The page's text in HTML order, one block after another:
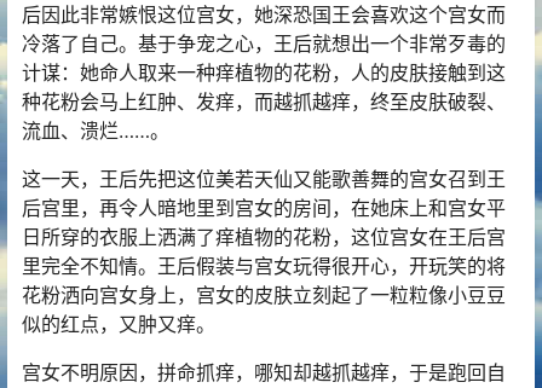
后因此非常嫉恨这位宫女，她深恐国王会喜欢这个宫女而
冷落了自己。基于争宠之心，王后就想出一个非常歹毒的
计谋：她命人取来一种痒植物的花粉，人的皮肤接触到这
种花粉会马上红肿、发痒，而越抓越痒，终至皮肤破裂、
流血、溃烂……。
这一天，王后先把这位美若天仙又能歌善舞的宫女召到王
后宫里，再令人暗地里到宫女的房间，在她床上和宫女平
日所穿的衣服上洒满了痒植物的花粉，这位宫女在王后宫
里完全不知情。王后假装与宫女玩得很开心，开玩笑的将
花粉洒向宫女身上，宫女的皮肤立刻起了一粒粒像小豆豆
似的红点，又肿又痒。
宫女不明原因，拼命抓痒，哪知却越抓越痒，于是跑回自